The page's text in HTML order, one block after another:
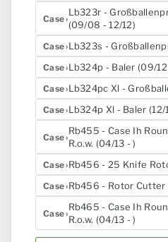
Case
Lb323r -
(09/08 - 12/12)
Case Lb323s -
Case Lb324p - Baler (09/12
Case Lb324pc Xl -
Case Lb324p Xl - Baler
Case
Rb455 - Case Ih
R.o.w. (04/13 - )
Case Rb456 - 25 Knife
Case Rb456 - Rotor Cutter
Case
Rb465 - Case Ih
R.o.w. (04/13 - )